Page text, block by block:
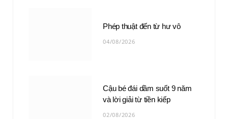
Phép thuật đến từ hư vô
04/08/2026
Cậu bé đái dầm suốt 9 năm
và lời giải từ tiền kiếp
02/08/2026